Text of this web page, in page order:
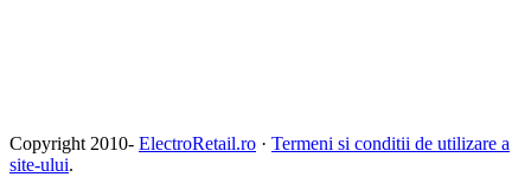
Copyright 2010- ElectroRetail.ro · Termeni si conditii de utilizare a
site-ului.